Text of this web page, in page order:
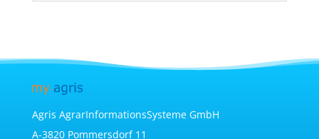
Agris AgrarInformationsSysteme GmbH
A-3820 Pommersdorf 11